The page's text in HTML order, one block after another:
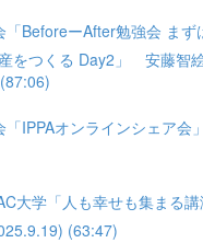
「BeforeーAfter勉強会 まず
をつくる Day2」 安藤智
「IPPAオンラインシェア会
大学「人も幸せも集まる
(63:47)